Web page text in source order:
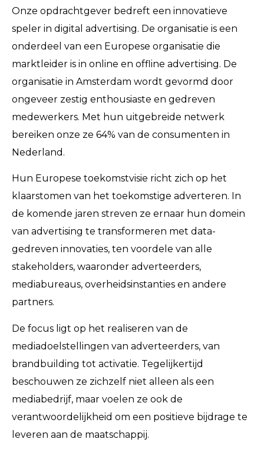
Onze opdrachtgever bedreft een innovatieve
speler in digital advertising. De organisatie is een
onderdeel van een Europese organisatie die
marktleider is in online en offline advertising. De
organisatie in Amsterdam wordt gevormd door
ongeveer zestig enthousiaste en gedreven
medewerkers. Met hun uitgebreide netwerk
bereiken onze ze 64% van de consumenten in
Nederland.
Hun Europese toekomstvisie richt zich op het
klaarstomen van het toekomstige adverteren. In
de komende jaren streven ze ernaar hun domein
van advertising te transformeren met data-
gedreven innovaties, ten voordele van alle
stakeholders, waaronder adverteerders,
mediabureaus, overheidsinstanties en andere
partners.
De focus ligt op het realiseren van de
mediadoelstellingen van adverteerders, van
brandbuilding tot activatie. Tegelijkertijd
beschouwen ze zichzelf niet alleen als een
mediabedrijf, maar voelen ze ook de
verantwoordelijkheid om een positieve bijdrage te
leveren aan de maatschappij.